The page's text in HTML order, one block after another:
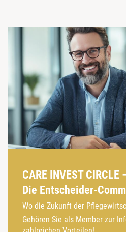
CARE INVEST CIRCLE
Die Entscheider-
Wo die Zukunft der
Gehören Sie als Member zur